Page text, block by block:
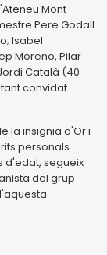
Mont
Pere Godall
Isabel
Moreno, Pilar
Català (40
convidat.
la insignia d'Or i
personals.
d'edat, segueix
del grup